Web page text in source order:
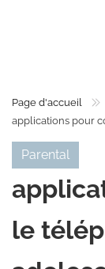
Page d'accueil
applications pour
Parental
le